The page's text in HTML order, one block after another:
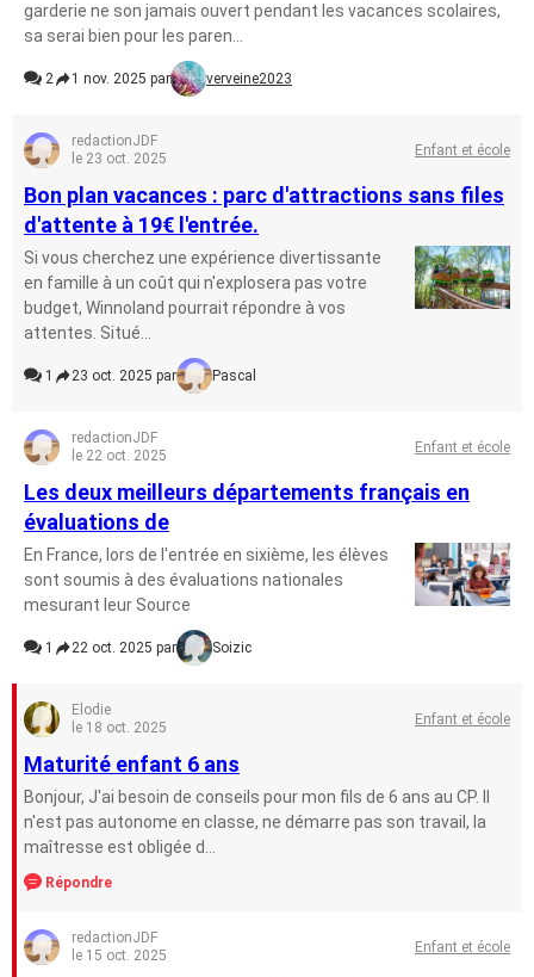
garderie ne son jamais ouvert pendant les vacances scolaires,
sa serai bien pour les paren...
2 1 nov. 2025 par verveine2023
redactionJDF
le 23 oct. 2025
Enfant et école
Bon plan vacances : parc d'attractions sans files
d'attente à 19€ l'entrée.
Si vous cherchez une expérience divertissante
en famille à un coût qui n'explosera pas votre
budget, Winnoland pourrait répondre à vos
attentes. Situé...
1 23 oct. 2025 par Pascal
redactionJDF
le 22 oct. 2025
Enfant et école
Les deux meilleurs départements français en
évaluations de
En France, lors de l'entrée en sixième, les élèves
sont soumis à des évaluations nationales
mesurant leur Source
1 22 oct. 2025 par Soizic
Elodie
le 18 oct. 2025
Enfant et école
Maturité enfant 6 ans
Bonjour, J'ai besoin de conseils pour mon fils de 6 ans au CP. Il
n'est pas autonome en classe, ne démarre pas son travail, la
maîtresse est obligée d...
Répondre
redactionJDF
le 15 oct. 2025
Enfant et école